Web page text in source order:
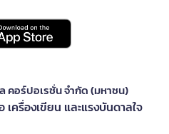
คอร์ปอเรชั่น จำกัด (มหาชน)
ครื่องเขียน และแรงบันดาลใจ